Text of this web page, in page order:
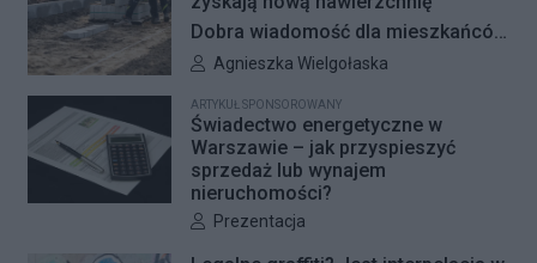
Dobra wiadomość dla mieszkańców
Woli i Żoliborza. Zarząd Dróg
remonty infrastruktury dla pieszych
i rowerzystów. Oferty w
przetargach zostały już otwarte, a
jeśli wszystko przebiegnie zgodnie
z planem, nowe nawierzchnie
Autor artykułu:
Agnieszka Wielgołaska
ARTYKUŁ SPONSOROWANY
Świadectwo energetyczne w
Warszawie – jak przyspieszyć
sprzedaż lub wynajem
nieruchomości?
Autor artykułu:
Prezentacja